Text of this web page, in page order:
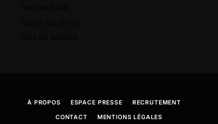
À PROPOS ESPACE PRESSE
RECRUTEMENT
CONTACT
MENTIONS LÉGALES